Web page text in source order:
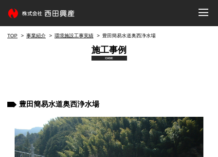
TOP 事業紹介 環境施設工事実績 豊田簡易水道奥西浄水場
施工事例
CASE
豊田簡易水道奥西浄水場